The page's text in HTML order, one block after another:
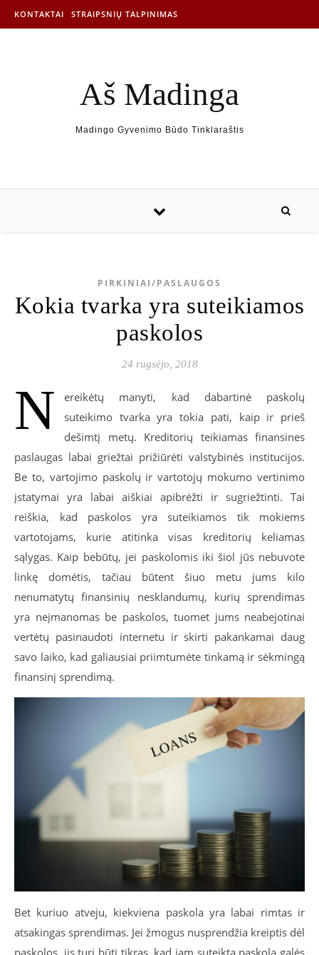
KONTAKTAI STRAIPSNIŲ TALPINIMAS
Aš Madinga
Madingo Gyvenimo Būdo Tinklaraštis
PIRKINIAI/PASLAUGOS
Kokia tvarka yra suteikiamos
paskolos
24 rugsėjo, 2018
N
ereikėtų manyti, kad dabartinė paskolų
suteikimo tvarka yra tokia pati, kaip ir prieš
dešimtį metų. Kreditorių teikiamas finansines
paslaugas labai griežtai prižiūrėti valstybinės institucijos.
Be to, vartojimo paskolų ir vartotojų mokumo vertinimo
įstatymai yra labai aiškiai apibrėžti ir sugriežtinti. Tai
reiškia, kad paskolos yra suteikiamos tik mokiems
vartotojams, kurie atitinka visas kreditorių keliamas
sąlygas. Kaip bebūtų, jei paskolomis iki šiol jūs nebuvote
linkę domėtis, tačiau būtent šiuo metu jums kilo
nenumatytų finansinių nesklandumų, kurių sprendimas
yra neįmanomas be paskolos, tuomet jums neabejotinai
vertėtų pasinaudoti internetu ir skirti pakankamai daug
savo laiko, kad galiausiai priimtumėte tinkamą ir sėkmingą
finansinį sprendimą.
Bet kuriuo atveju, kiekviena paskola yra labai rimtas ir
atsakingas sprendimas. Jei žmogus nusprendžia kreiptis dėl
paskolos, jis turi būti tikras, kad jam suteiktą paskolą galės